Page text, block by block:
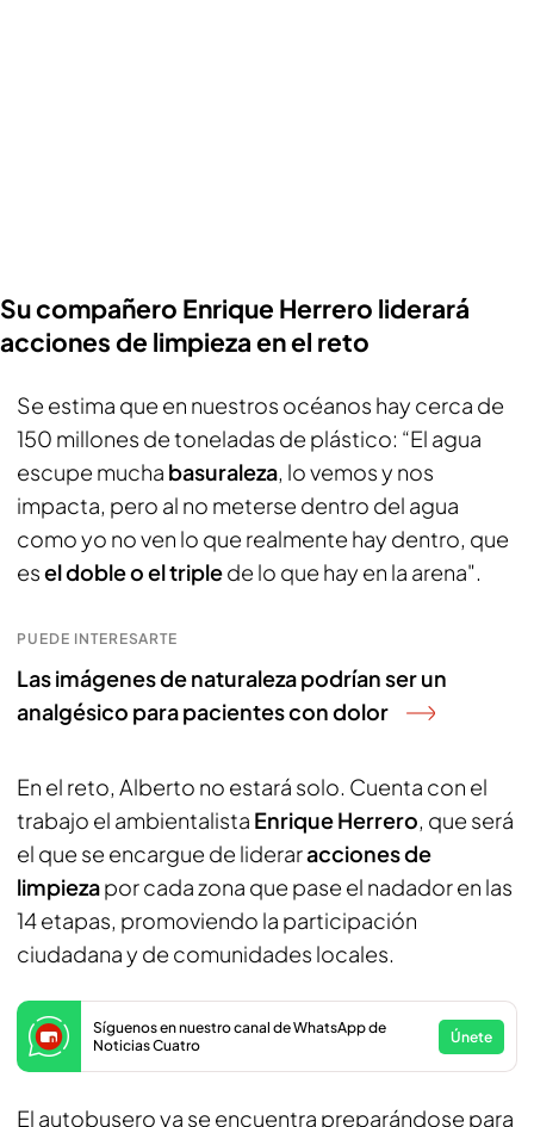
Su compañero Enrique Herrero liderará
acciones de limpieza en el reto
Se estima que en nuestros océanos hay cerca de
150 millones de toneladas de plástico: “El agua
escupe mucha basuraleza, lo vemos y nos
impacta, pero al no meterse dentro del agua
como yo no ven lo que realmente hay dentro, que
esel doble o el triplede lo que hay en la arena".
PUEDE INTERESARTE
Las imágenes de naturaleza podrían ser un
analgésico para pacientes con dolor
En el reto, Alberto no estará solo. Cuenta con el
trabajo el ambientalista Enrique Herrero, que será
el que se encargue de lideraracciones de
limpiezapor cada zona que pase el nadador en las
14 etapas, promoviendo la participación
ciudadana y de comunidades locales.
Síguenos en nuestro canal de WhatsApp de
Noticias Cuatro
Únete
El autobusero ya se encuentra preparándose para